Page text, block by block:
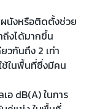
นังหรือติดตั้งช่วย
ถึงได้มากขึ้น
วกันถึง 2 เท่า
ช้ในพื้นที่ซึ่งมีคน
อ dB(A) ในการ